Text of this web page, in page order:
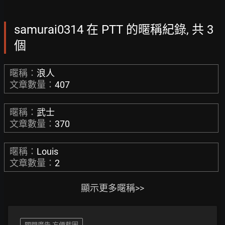
samurai0314 在 PTT 的暱稱紀錄, 共 3
個
暱稱： 浪人
文章數量： 407
暱稱： 武士
文章數量： 370
暱稱： Louis
文章數量： 2
顯示更多暱稱>>